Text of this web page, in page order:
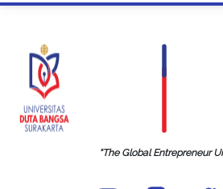
“The Global Entrepreneur